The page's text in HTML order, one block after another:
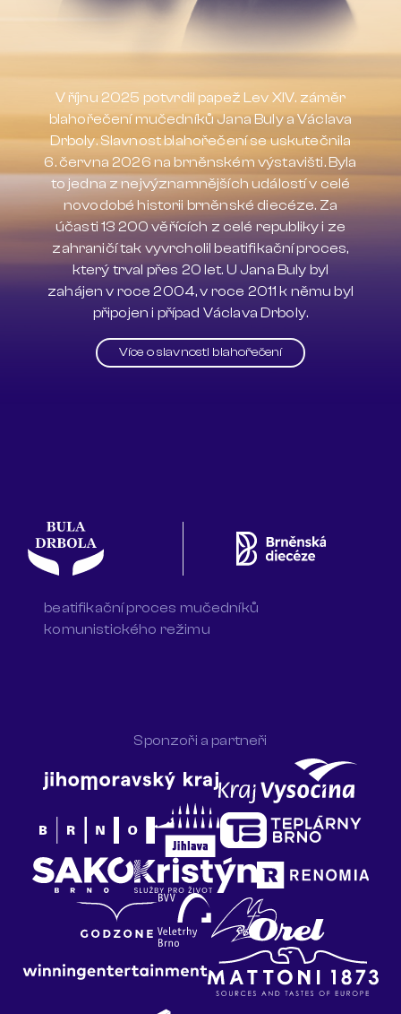
V říjnu 2025 potvrdil papež Lev XIV. záměr
blahořečení mučedníků Jana Buly a Václava
Drboly. Slavnost blahořečení se uskutečnila
6. června 2026 na brněnském výstavišti. Byla
to jedna z nejvýznamnějších událostí v celé
novodobé historii brněnské diecéze. Za
účasti 13 200 věřících z celé republiky i ze
zahraničí tak vyvrcholil beatifikační proces,
který trval přes 20 let. U Jana Buly byl
zahájen v roce 2004, v roce 2011 k němu byl
připojen i případ Václava Drboly.
Více o slavnosti blahořečení
beatifikační proces mučedníků
komunistického režimu
Sponzoři a partneři